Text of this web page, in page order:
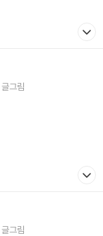
글그림
글그림